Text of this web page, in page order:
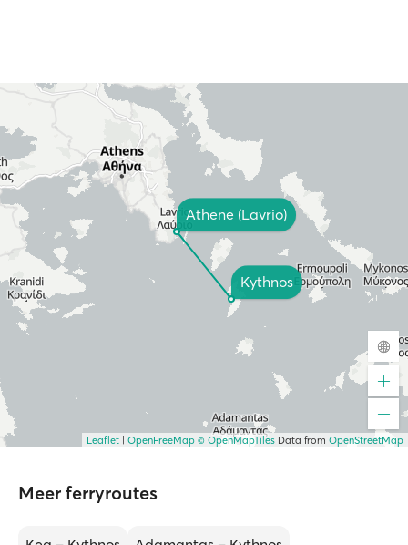
Athene (Lavrio)
Kythnos
Leaflet OpenFreeMap © OpenMapTiles Data from OpenStreetMap
Meer ferryroutes